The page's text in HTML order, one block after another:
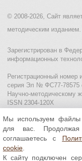
© 2008-2026, Сайт
методическим изданием.
Зарегистрирован в
информационных
Регистрационный номер
серия Эл № ФС77-78575
Научно-методическому
ISSN 2304-120X
МЦИТО|Школьные
Политика
защиты персональных
Все
Мы используем файлы
для вас. Продолжая
соглашаетесь с
cookie
К сайту подключен